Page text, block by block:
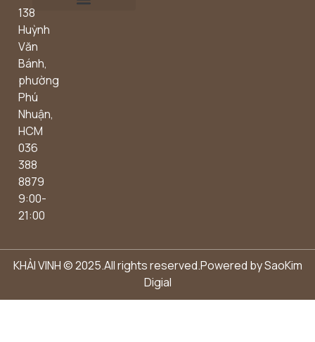
138
Huỳnh
Văn
Bánh,
phường
Phú
Nhuận,
HCM
036
388
8879
9:00-
21:00
KHẢI VINH © 2025.All rights reserved.Powered bySaoKim
Digial